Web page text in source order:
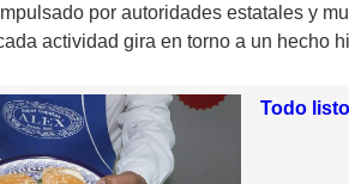
por autoridades estatales y
actividad gira en torno a un hecho
Todo